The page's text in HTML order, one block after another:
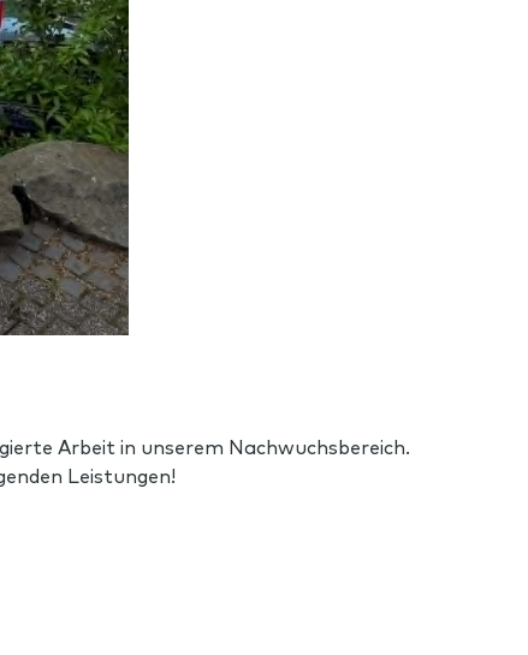
Arbeit in unserem Nachwuchsbereich.
Leistungen!